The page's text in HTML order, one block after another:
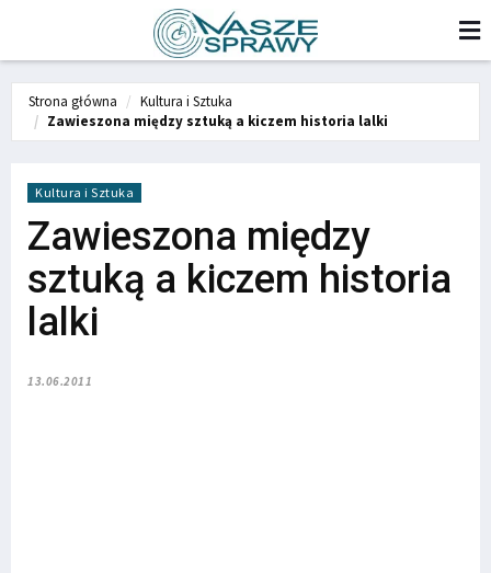
Strona główna
Kultura i Sztuka
Zawieszona między sztuką a kiczem historia lalki
Kultura i Sztuka
Zawieszona między
sztuką a kiczem historia
lalki
13.06.2011